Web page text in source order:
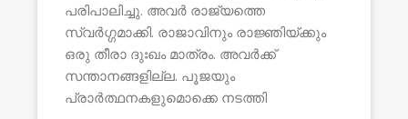
പരിപാലിച്ചു. അവർ രാജ്യത്തെ
സ്വർഗ്ഗമാക്കി. രാജാവിനും രാജ്ഞിയ്ക്കും
ഒരു തീരാ ദുഃഖം മാത്രം. അവർക്ക്
സന്താനങ്ങളില്ല. പൂജയും
പ്രാർത്ഥനകളുമൊക്കെ നടത്തി